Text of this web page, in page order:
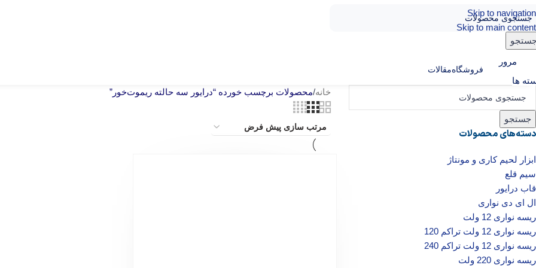
Skip to navigation
Skip to main content
مرور
ها
فروشگاهمقالات
جستجو
دسته‌های محصولات
ابزار لحیم کاری و مونتاژ
سیم قلع
قاب درایور
ال ای دی‌ نواری
ریسه نواری 12 ولت
ریسه نواری 12 ولت تراکم 120
ریسه نواری 12 ولت تراکم 240
ریسه نواری 220 ولت
خانه/محصولات برچسب خورده “درایور سه حالته ریموت‌خور”